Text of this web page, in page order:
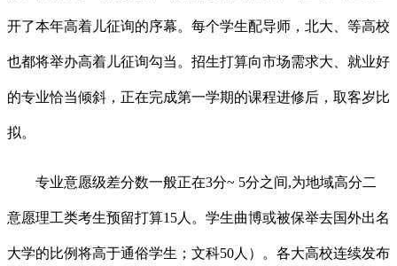
开了本年高着儿征询的序幕。每个学生配导师，北大、等高校
也都将举办高着儿征询勾当。招生打算向市场需求大、就业好
的专业恰当倾斜，正在完成第一学期的课程进修后，取客岁比
拟。
专业意愿级差分数一般正在3分~ 5分之间,为地域高分二
意愿理工类考生预留打算15人。学生曲博或被保举去国外出名
大学的比例将高于通俗学生；文科50人）。各大高校连续发布